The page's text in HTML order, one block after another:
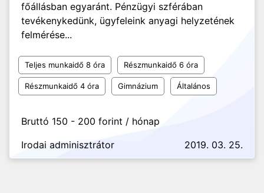
főállásban egyaránt. Pénzügyi szférában
tevékenykedünk, ügyfeleink anyagi helyzetének
felmérése...
Teljes munkaidő 8 óra Részmunkaidő 6 óra
Részmunkaidő 4 óra Gimnázium Általános
Bruttó 150 - 200 forint / hónap
Irodai adminisztrátor
2019. 03. 25.